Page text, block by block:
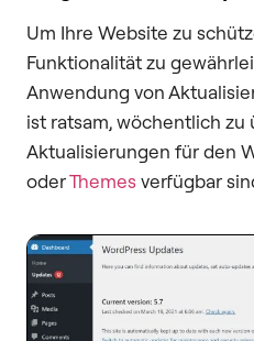
Um Ihre Website zu
Funktionalität zu
Anwendung von
ist ratsam, wöchentlich zu
Aktualisierungen für den
oderThemesverfügbar